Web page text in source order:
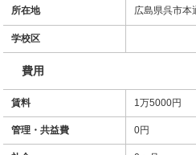
所在地 広島県呉市本
学校区
費用
賃料 1万5000円
管理・共益費 0円